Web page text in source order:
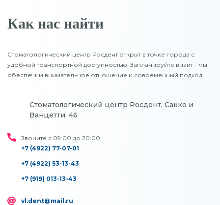
Как нас найти
Стоматологический центр Росдент открыт в точке города с
удобной транспортной доступностью. Запланируйте визит - мы
обеспечим внимательное отношение и современный подход.
Стоматологический центр Росдент, Сакко и
Ванцетти, 46
Звоните с 09:00 до 20:00
+7 (4922) 77-07-01
+7 (4922) 53-13-43
+7 (919) 013-13-43
vl.dent@mail.ru